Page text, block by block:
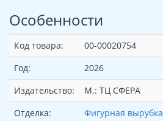
Особенности
Код товара:
00-00020754
Год:
2026
Издательство:
М.: ТЦ СФЕРА
Отделка:
Фигурная вырубка